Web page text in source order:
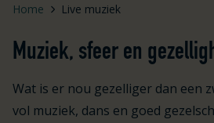
Home Live muziek
Muziek, sfeer en
Wat is er nou gezelliger dan een
vol muziek, dans en goed